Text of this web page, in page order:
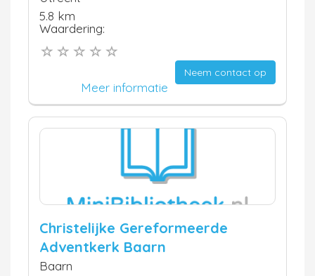
5.8 km
Waardering:
Neem contact op
Meer informatie
Christelijke Gereformeerde
Adventkerk Baarn
Baarn